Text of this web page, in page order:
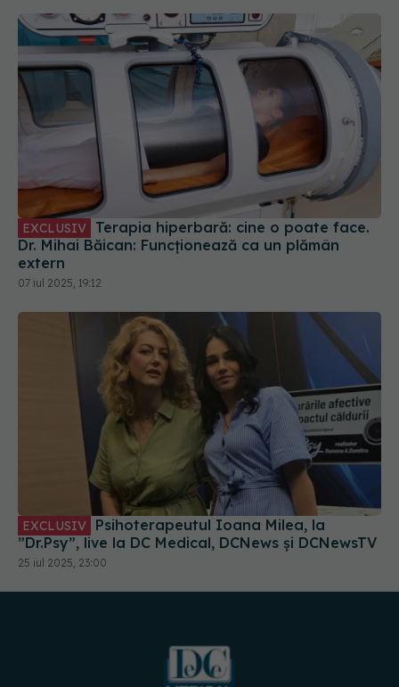
EXCLUSIV
Dr. Mihai Băican: Funcționează ca un plămân
extern
07 iul 2025, 19:12
EXCLUSIV
”Dr.Psy”, live la DC Medical, DCNews și DCNewsTV
25 iul 2025, 23:00